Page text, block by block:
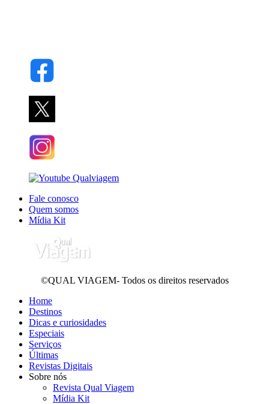
Fale conosco
Quem somos
Mídia Kit
©QUAL VIAGEM- Todos os direitos reservados
Home
Destinos
Dicas e curiosidades
Especiais
Serviços
Últimas
Revistas Digitais
Sobre nós
Revista Qual Viagem
Mídia Kit